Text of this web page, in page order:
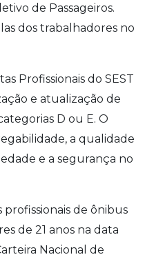
de Passageiros.
dos trabalhadores no
Profissionais do SEST
e atualização de
D ou E. O
a qualidade
e a segurança no
de ônibus
de 21 anos na data
Nacional de